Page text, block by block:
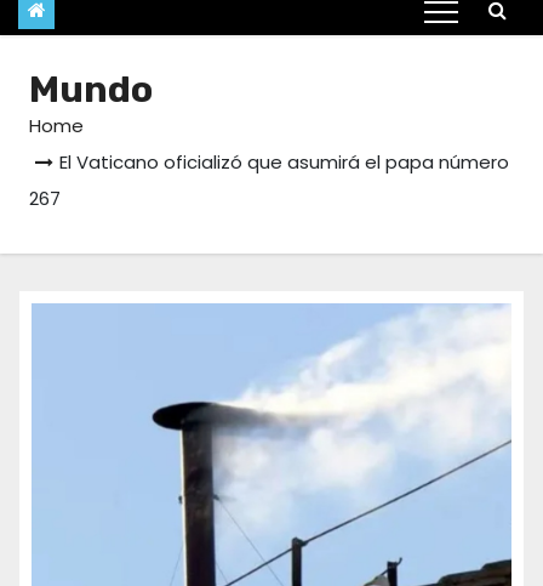
Mundo
Home
El Vaticano oficializó que asumirá el papa número
267